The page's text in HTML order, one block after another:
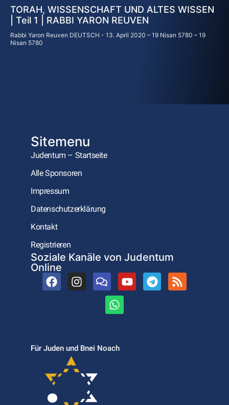
TORAH, WISSENSCHAFT UND ALTES WISSEN
| Teil 1 | RABBI YARON REUVEN
Rabbi Yaron Reuven DEUTSCH
13. April 2020 – 19 Nisan 5780 – 19
Nisan 5780
Sitemenu
Judentum – Startseite
Alle Sponsoren
Impressum
Datenschutzerklärung
Kontakt
Registrieren
Soziale Kanäle von Judentum
Online
Für Juden und Bnei Noach